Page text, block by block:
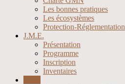
Les bonnes pratiques
Les écosystèmes
Protection-Réglementation
J.M.E.
Présentation
Programme
Inscription
Inventaires